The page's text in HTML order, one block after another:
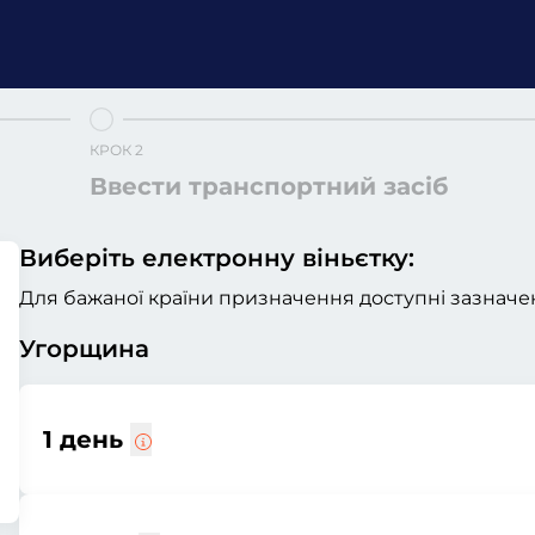
КРОК 2
Ввести транспортний засіб
Виберіть електронну віньєтку:
Для бажаної країни призначення доступні
Угорщина
1 день